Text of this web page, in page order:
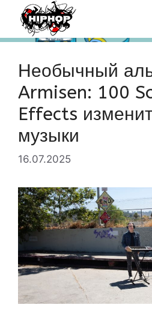
Перейти
содержимому
Необычный
Armisen: 100
Effects
музыки
16.07.2025